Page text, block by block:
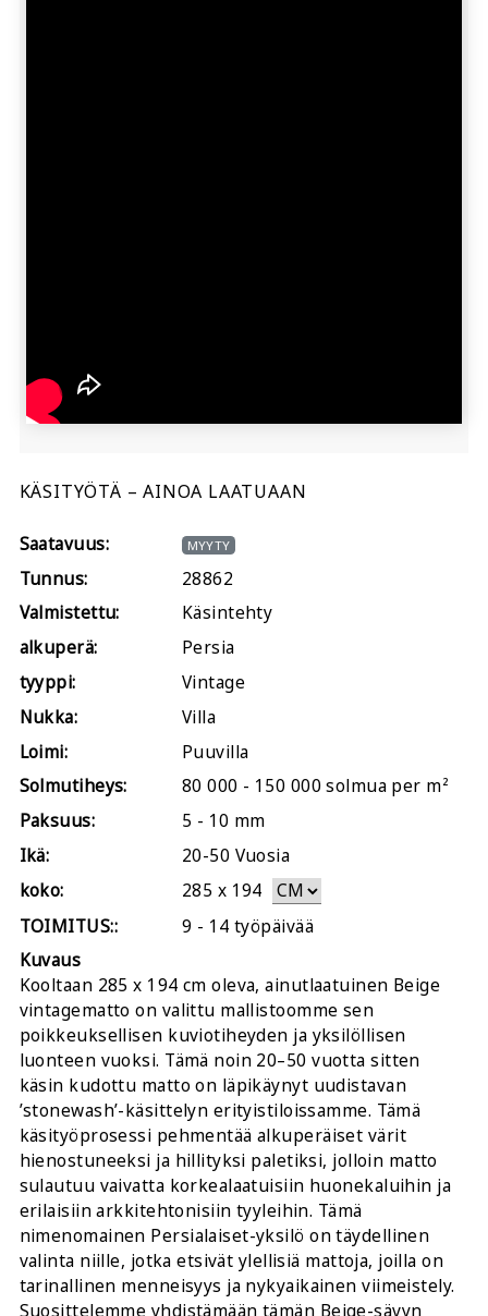
KÄSITYÖTÄ – AINOA LAATUAAN
Saatavuus: MYYTY
Tunnus:
28862
Valmistettu:
Käsintehty
alkuperä:
Persia
tyyppi:
Vintage
Nukka:
Villa
Loimi:
Puuvilla
Solmutiheys:
80 000 - 150 000 solmua per m²
Paksuus:
5 - 10 mm
Ikä:
20-50 Vuosia
koko:
285 x 194
TOIMITUS::
9 - 14 työpäivää
Kuvaus
Kooltaan 285 x 194 cm oleva, ainutlaatuinen Beige
vintagematto on valittu mallistoomme sen
poikkeuksellisen kuviotiheyden ja yksilöllisen
luonteen vuoksi. Tämä noin 20–50 vuotta sitten
käsin kudottu matto on läpikäynyt uudistavan
’stonewash’-käsittelyn erityistiloissamme. Tämä
käsityöprosessi pehmentää alkuperäiset värit
hienostuneeksi ja hillityksi paletiksi, jolloin matto
sulautuu vaivatta korkealaatuisiin huonekaluihin ja
erilaisiin arkkitehtonisiin tyyleihin. Tämä
nimenomainen Persialaiset-yksilö on täydellinen
valinta niille, jotka etsivät ylellisiä mattoja, joilla on
tarinallinen menneisyys ja nykyaikainen viimeistely.